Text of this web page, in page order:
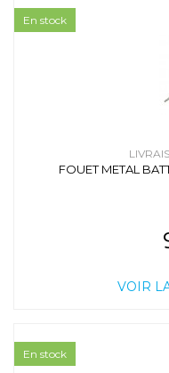
FOUET METAL
VOIR
En stock
En stock